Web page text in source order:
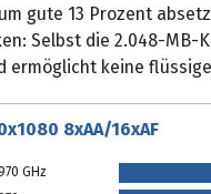
gute 13 Prozent
Selbst die 2.048-MB-
ermöglicht keine
8xAA/16xAF
GHz